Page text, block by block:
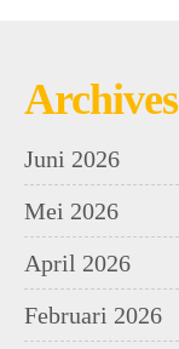
Archives
Juni 2026
Mei 2026
April 2026
Februari 2026